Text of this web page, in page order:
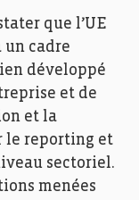
que l’UE
un cadre
développé
et de
et la
le reporting et
sectoriel.
menées